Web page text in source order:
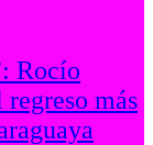
Rocío
más